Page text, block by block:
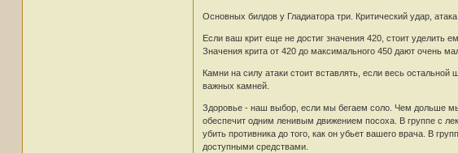
Основных билдов у Гладиатора три. Критический удар,
Если ваш крит еще не достиг значения 420, стоит уделить
Значения крита от 420 до максимального 450 дают очень
Камни на силу атаки стоит вставлять, если весь
важных камней.
Здоровье - наш выбор, если мы бегаем соло. Чем дольше
обеспечит одним ленивым движением посоха. В группе с
убить противника до того, как он убьет вашего врача. В
доступными средствами.